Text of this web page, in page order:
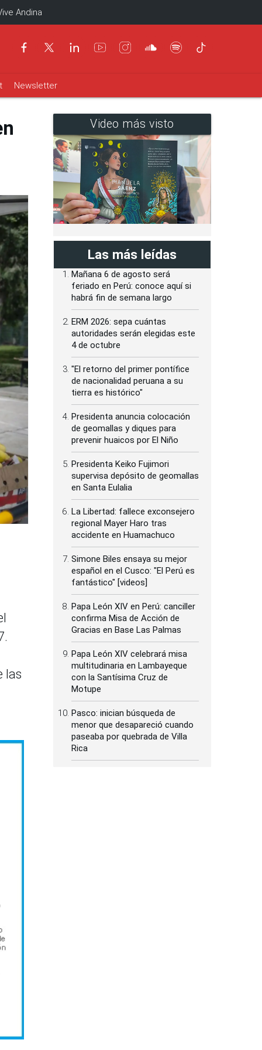
Andina
Newsletter
las
Video más visto
Las más leídas
Mañana 6 de agosto será
feriado en Perú: conoce aquí si
habrá fin de semana largo
ERM 2026: sepa cuántas
autoridades serán elegidas este
4 de octubre
"El retorno del primer pontífice
de nacionalidad peruana a su
tierra es histórico"
Presidenta anuncia colocación
de geomallas y diques para
prevenir huaicos por El Niño
Presidenta Keiko Fujimori
supervisa depósito de geomallas
en Santa Eulalia
La Libertad: fallece exconsejero
regional Mayer Haro tras
accidente en Huamachuco
Simone Biles ensaya su mejor
español en el Cusco: "El Perú es
fantástico" [videos]
Papa León XIV en Perú: canciller
confirma Misa de Acción de
Gracias en Base Las Palmas
Papa León XIV celebrará misa
multitudinaria en Lambayeque
con la Santísima Cruz de
Motupe
Pasco: inician búsqueda de
menor que desapareció cuando
paseaba por quebrada de Villa
Rica